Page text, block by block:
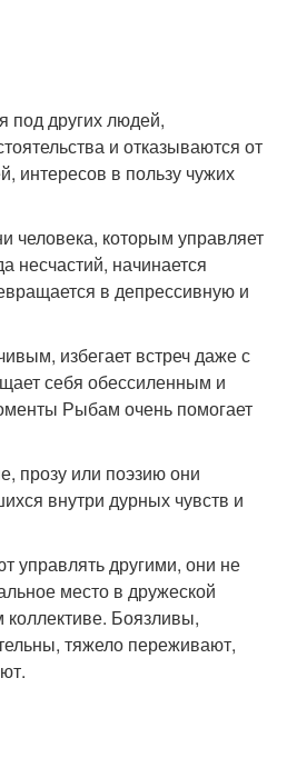
под других людей,
и отказываются от
интересов в пользу чужих
человека, которым управляет
несчастий, начинается
в депрессивную и
избегает встреч даже с
себя обессиленным и
Рыбам очень помогает
прозу или поэзию они
внутри дурных чувств и
управлять другими, они не
место в дружеской
Боязливы,
тяжело переживают,